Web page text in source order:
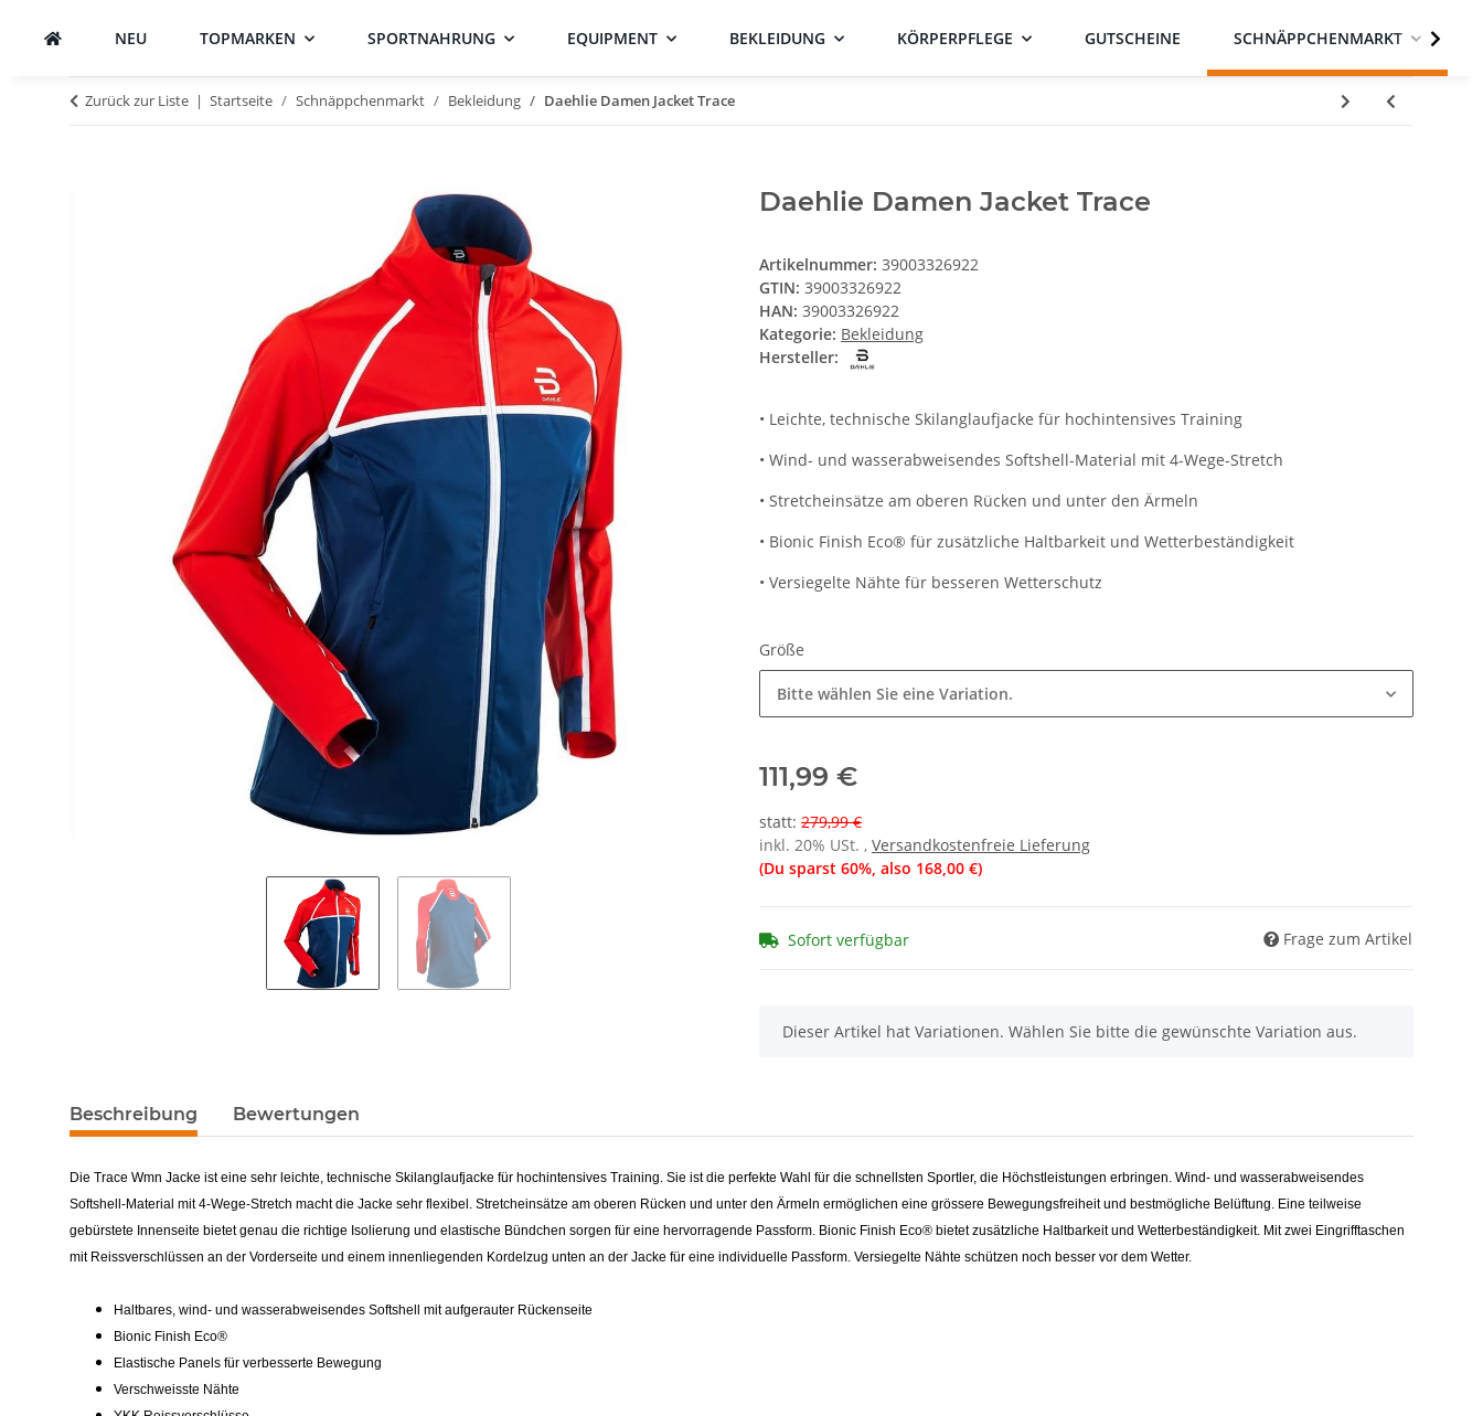
NEU TOPMARKEN SPORTNAHRUNG EQUIPMENT BEKLEIDUNG KÖRPERPFLEGE GUTSCHEINE SCHNÄPPCHENMARKT
Zurück zur Liste Startseite Schnäppchenmarkt Bekleidung Daehlie Damen Jacket Trace
Daehlie Damen Jacket Trace
Artikelnummer: 39003326922
GTIN: 39003326922
HAN: 39003326922
Kategorie: Bekleidung
Hersteller:
• Leichte, technische Skilanglaufjacke für hochintensives Training
• Wind- und wasserabweisendes Softshell-Material mit 4-Wege-Stretch
• Stretcheinsätze am oberen Rücken und unter den Ärmeln
• Bionic Finish Eco® für zusätzliche Haltbarkeit und Wetterbeständigkeit
• Versiegelte Nähte für besseren Wetterschutz
Größe
Bitte wählen Sie eine Variation.
111,99 €
statt: 279,99 €
inkl. 20% USt. , Versandkostenfreie Lieferung
(Du sparst 60%, also 168,00 €)
Sofort verfügbar Frage zum Artikel
x
Dieser Artikel hat Variationen. Wählen Sie bitte die gewünschte Variation aus.
Beschreibung Bewertungen
Die Trace Wmn Jacke ist eine sehr leichte, technische Skilanglaufjacke für hochintensives Training. Sie ist die perfekte Wahl für die schnellsten Sportler, die Höchstleistungen erbringen. Wind- und wasserabweisendes
Softshell-Material mit 4-Wege-Stretch macht die Jacke sehr flexibel. Stretcheinsätze am oberen Rücken und unter den Ärmeln ermöglichen eine grössere Bewegungsfreiheit und bestmögliche Belüftung. Eine teilweise
gebürstete Innenseite bietet genau die richtige Isolierung und elastische Bündchen sorgen für eine hervorragende Passform. Bionic Finish Eco® bietet zusätzliche Haltbarkeit und Wetterbeständigkeit. Mit zwei Eingrifftaschen
mit Reissverschlüssen an der Vorderseite und einem innenliegenden Kordelzug unten an der Jacke für eine individuelle Passform. Versiegelte Nähte schützen noch besser vor dem Wetter.
Haltbares, wind- und wasserabweisendes Softshell mit aufgerauter Rückenseite
Bionic Finish Eco®
Elastische Panels für verbesserte Bewegung
Verschweisste Nähte